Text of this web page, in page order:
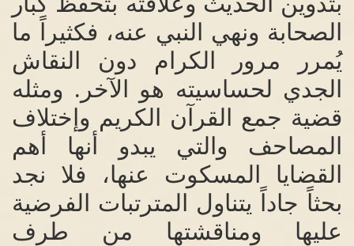
الصحابة ونهي النبي عنه، فكثيراً ما
يُمرر مرور الكرام دون النقاش
الجدي لحساسيته هو الآخر . ومثله
قضية جمع القرآن الكريم وإختلاف
المصاحف والتي يبدو أنها أهم
القضايا المسكوت عنها، فلا نجد
بحثاً جاداً يتناول المترتبات الفرضية
عليها ومناقشتها من طرف